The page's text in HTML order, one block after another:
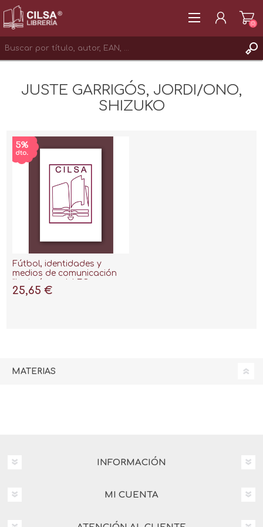
INICIAR SESIÓN
(0)
JUSTE GARRIGÓS, JORDI/ONO,
SHIZUKO
Fútbol, identidades y
medios de comunicación
Barcelona en la prensa
25,65 €
MATERIAS
INFORMACIÓN
MI CUENTA